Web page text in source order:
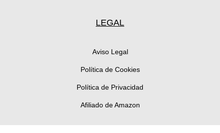
LEGAL
Aviso Legal
Política de Cookies
Política de Privacidad
Afiliado de Amazon